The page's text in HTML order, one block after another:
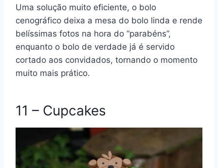
Uma solução muito eficiente, o bolo
cenográfico deixa a mesa do bolo linda e rende
belíssimas fotos na hora do “parabéns”,
enquanto o bolo de verdade já é servido
cortado aos convidados, tornando o momento
muito mais prático.
11 – Cupcakes